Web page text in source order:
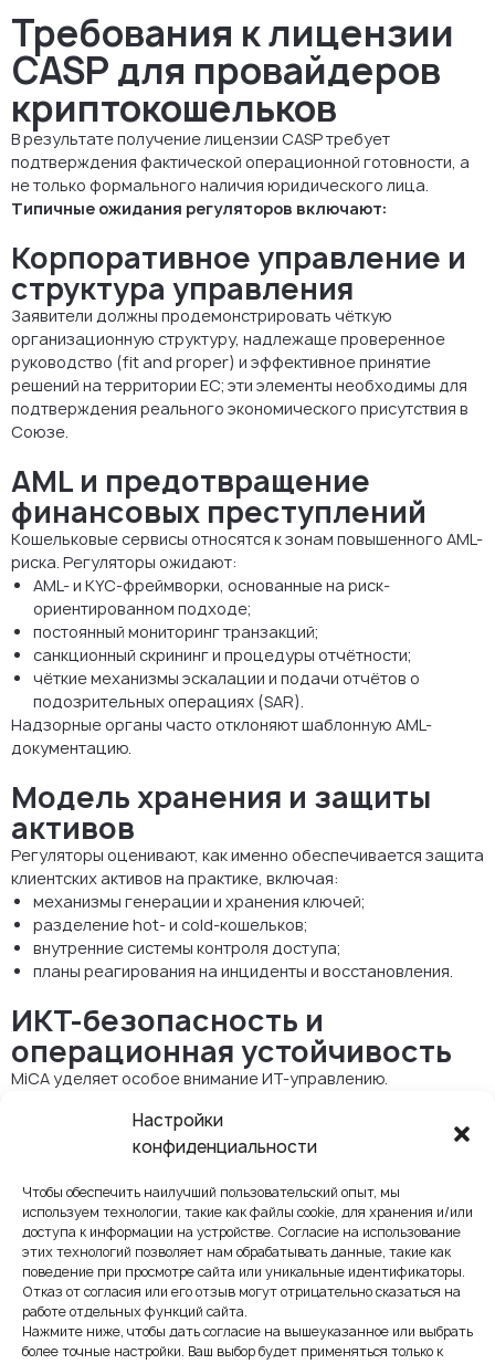
Настройки
конфиденциальности
Чтобы обеспечить наилучший пользовательский опыт, мы
используем технологии, такие как файлы cookie, для хранения и/или
доступа к информации на устройстве. Согласие на использование
этих технологий позволяет нам обрабатывать данные, такие как
поведение при просмотре сайта или уникальные идентификаторы.
Отказ от согласия или его отзыв могут отрицательно сказаться на
работе отдельных функций сайта.
Нажмите ниже, чтобы дать согласие на вышеуказанное или выбрать
более точные настройки. Ваш выбор будет применяться только к
Требования к лицензии
CASP для провайдеров
криптокошельков
В результате получение лицензии CASP требует
подтверждения фактической операционной готовности, а
не только формального наличия юридического лица.
Типичные ожидания регуляторов включают:
Корпоративное управление и
структура управления
Заявители должны продемонстрировать чёткую
организационную структуру, надлежаще проверенное
руководство (fit and proper) и эффективное принятие
решений на территории ЕС; эти элементы необходимы для
подтверждения реального экономического присутствия в
Союзе.
AML и предотвращение
финансовых преступлений
Кошельковые сервисы относятся к зонам повышенного AML-
риска. Регуляторы ожидают:
AML- и KYC-фреймворки, основанные на риск-
ориентированном подходе;
постоянный мониторинг транзакций;
санкционный скрининг и процедуры отчётности;
чёткие механизмы эскалации и подачи отчётов о
подозрительных операциях (SAR).
Надзорные органы часто отклоняют шаблонную AML-
документацию.
Модель хранения и защиты
активов
Регуляторы оценивают, как именно обеспечивается защита
клиентских активов на практике, включая:
механизмы генерации и хранения ключей;
разделение hot- и cold-кошельков;
внутренние системы контроля доступа;
планы реагирования на инциденты и восстановления.
ИКТ-безопасность и
операционная устойчивость
MiCA уделяет особое внимание ИТ-управлению.
политики кибербезопасности;
устойчивость систем и резервирование;
восстановления.
Финансовые гарантии
В зависимости от объёма предоставляемых услуг может
потребоваться минимальный капитал или страховое
покрытие; эти требования направлены на снижение
операционных и кастодиальных рисков.